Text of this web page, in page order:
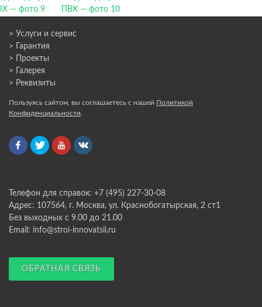
> Услуги и сервис
> Гарантия
> Проекты
> Галерея
> Реквизиты
Пользуясь сайтом, вы соглашаетесь с нашей Политикой
Конфиденциальности
Телефон для справок: +7 (495) 227-30-08
Адрес: 107564, г. Москва, ул. Краснобогатырская, 2 ст1
Без выходных с 9.00 до 21.00
Email: info@stroi-innovatsii.ru
ОБРАТНАЯ СВЯЗЬ